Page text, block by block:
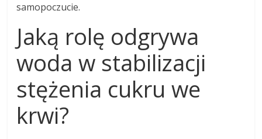
samopoczucie.
Jaką rolę odgrywa
woda w stabilizacji
stężenia cukru we
krwi?